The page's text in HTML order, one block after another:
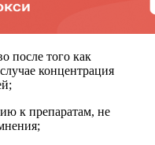
после того как
концентрация
к препаратам, не